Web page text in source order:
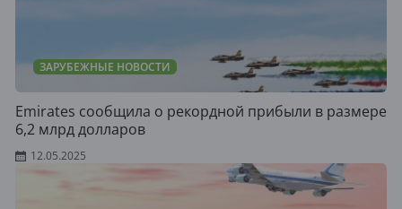
ЗАРУБЕЖНЫЕ НОВОСТИ
Emirates сообщила о рекордной прибыли в размере
6,2 млрд долларов
12.05.2025